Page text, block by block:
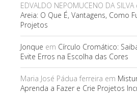
EDVALDO NEPOMUCENO DA SILVA
Areia: O Que É, Vantagens, Como
Projetos
Jonque em Círculo Cromático:
Evite Erros na Escolha das Cores
Maria José Pádua ferreira em
Aprenda a Fazer e Crie Projetos